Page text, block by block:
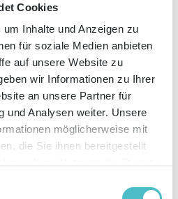
Cookies
Inhalte und Anzeigen zu
für soziale Medien anbieten
auf unsere Website zu
wir Informationen zu Ihrer
an unsere Partner für
und Analysen weiter. Unsere
möglicherweise mit
die Sie ihnen bereitgestellt
Webseite weiterhin nutzen.
STUDIO1®
ABONNIEREN!
der Marken und Medien? Wo
erfolgversprechend sind die neuesten
Newsletter werden Sie regelmäßig und